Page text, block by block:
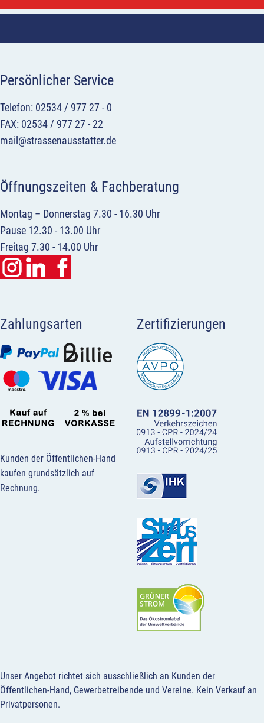
Persönlicher Service
Telefon: 02534 / 977 27 - 0
FAX: 02534 / 977 27 - 22
mail@strassenausstatter.de
Öffnungszeiten & Fachberatung
Montag – Donnerstag 7.30 - 16.30 Uhr
Pause 12.30 - 13.00 Uhr
Freitag 7.30 - 14.00 Uhr
Zahlungsarten
Kunden der Öffentlichen-Hand
kaufen grundsätzlich auf
Rechnung.
Zertifizierungen
Unser Angebot richtet sich ausschließlich an Kunden der
Öffentlichen-Hand, Gewerbetreibende und Vereine. Kein Verkauf an
Privatpersonen.